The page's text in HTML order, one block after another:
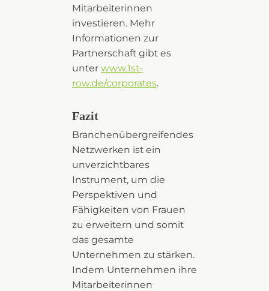
Mitarbeiterinnen
investieren. Mehr
Informationen zur
Partnerschaft gibt es
unter www.1st-
row.de/corporates.
Fazit
Branchenübergreifendes
Netzwerken ist ein
unverzichtbares
Instrument, um die
Perspektiven und
Fähigkeiten von Frauen
zu erweitern und somit
das gesamte
Unternehmen zu stärken.
Indem Unternehmen ihre
Mitarbeiterinnen